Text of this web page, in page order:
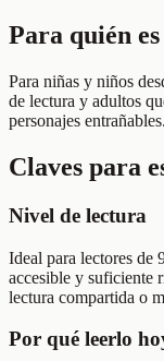
Para quién es
Para niñas y niños
de lectura y adultos
personajes entrañables.
Claves para
Nivel de lectura
Ideal para lectores de
accesible y suficiente
lectura compartida o
Por qué leerlo